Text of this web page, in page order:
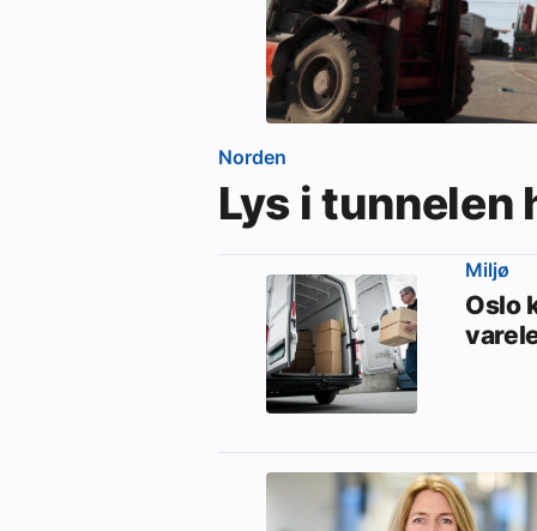
Norden
Lys i tunnelen
Miljø
Oslo